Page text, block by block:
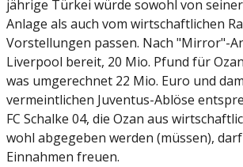
jährige Türkei würde sowohl von
Anlage als auch vom wirtschaftlichen
Vorstellungen passen. Nach "Mirror"-
Liverpool bereit, 20 Mio. Pfund für
was umgerechnet 22 Mio. Euro und
vermeintlichen Juventus-Ablöse
FC Schalke 04, die Ozan aus
wohl abgegeben werden (müssen),
Einnahmen freuen.